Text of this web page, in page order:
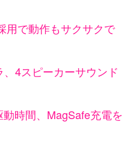
用で動作もサクサクで
4スピーカーサウンド
時間、MagSafe充電を